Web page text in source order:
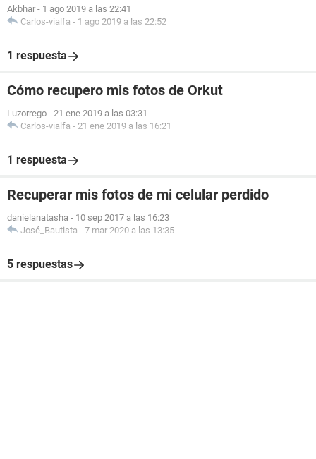
Akbhar - 1 ago 2019 a las 22:41
Carlos-vialfa - 1 ago 2019 a las 22:52
1 respuesta
Cómo recupero mis fotos de Orkut
Luzorrego - 21 ene 2019 a las 03:31
Carlos-vialfa - 21 ene 2019 a las 16:21
1 respuesta
Recuperar mis fotos de mi celular perdido
danielanatasha - 10 sep 2017 a las 16:23
José_Bautista - 7 mar 2020 a las 13:35
5 respuestas